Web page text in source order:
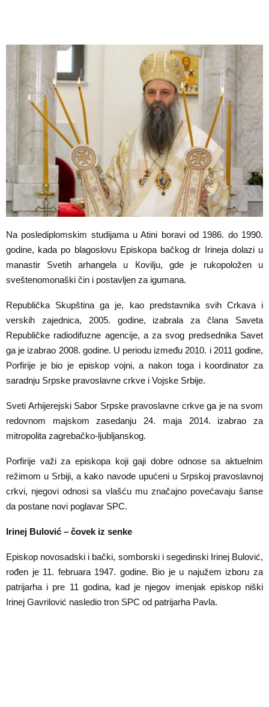
Na poslediplomskim studijama u Atini boravi od 1986. do 1990.
godine, kada po blagoslovu Episkopa bačkog dr Irineja dolazi u
manastir Svetih arhangela u Кovilju, gde je rukopoložen u
sveštenomonaški čin i postavljen za igumana.
Republička Skupština ga je, kao predstavnika svih Crkava i
verskih zajednica, 2005. godine, izabrala za člana Saveta
Republičke radiodifuzne agencije, a za svog predsednika Savet
ga je izabrao 2008. godine. U periodu između 2010. i 2011 godine,
Porfirije je bio je episkop vojni, a nakon toga i koordinator za
saradnju Srpske pravoslavne crkve i Vojske Srbije.
Sveti Arhijerejski Sabor Srpske pravoslavne crkve ga je na svom
redovnom majskom zasedanju 24. maja 2014. izabrao za
mitropolita zagrebačko-ljubljanskog.
Porfirije važi za episkopa koji gaji dobre odnose sa aktuelnim
režimom u Srbiji, a kako navode upućeni u Srpskoj pravoslavnoj
crkvi, njegovi odnosi sa vlašću mu značajno povećavaju šanse
da postane novi poglavar SPC.
Irinej Bulović – čovek iz senke
Episkop novosadski i bački, somborski i segedinski Irinej Bulović,
rođen je 11. februara 1947. godine. Bio je u najužem izboru za
patrijarha i pre 11 godina, kad je njegov imenjak episkop niški
Irinej Gavrilović nasledio tron SPC od patrijarha Pavla.